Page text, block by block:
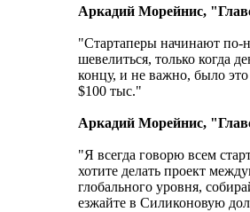
Аркадий Морейнис,
"Стартаперы начинают по-
шевелиться, только когда
концу, и не важно, было
$100 тыс."
Аркадий Морейнис,
"Я всегда говорю всем
хотите делать проект
глобального уровня,
езжайте в Силиконовую